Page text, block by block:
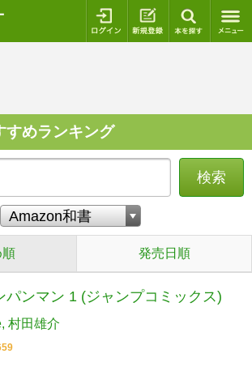
ログイン 新規登録
すめランキング
検索
順 発売日順
パンマン 1 (ジャンプコミックス)
村田雄介